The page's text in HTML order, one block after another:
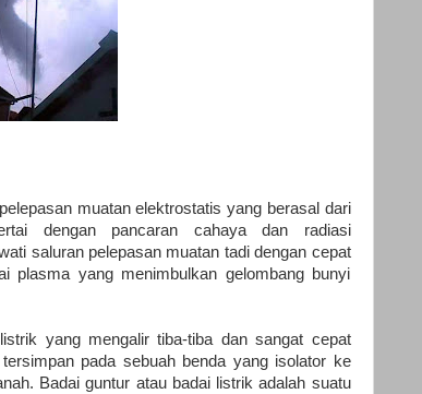
muatan elektrostatis yang berasal dari
dengan pancaran cahaya dan radiasi
saluran pelepasan muatan tadi dengan cepat
plasma yang menimbulkan gelombang bunyi
yang mengalir tiba-tiba dan sangat cepat
pada sebuah benda yang isolator ke
Badai guntur atau badai listrik adalah suatu